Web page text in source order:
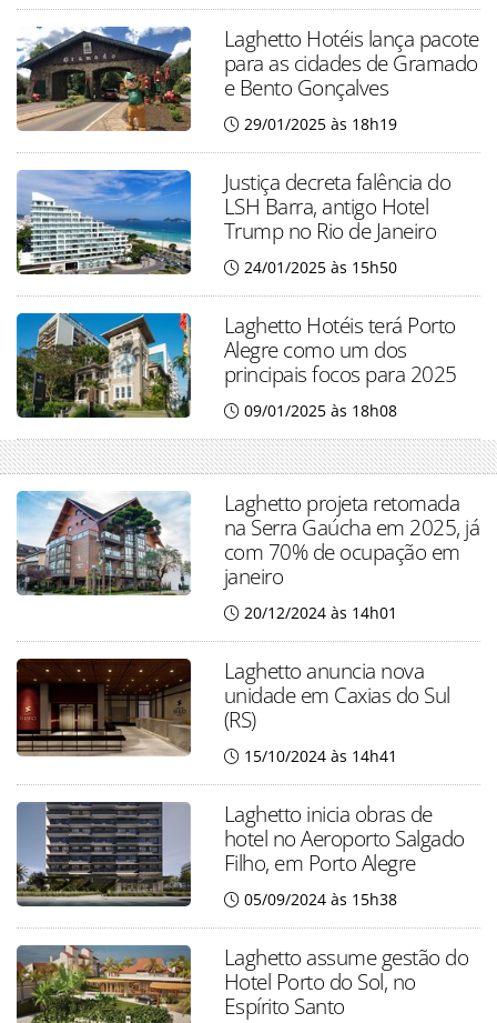
Laghetto Hotéis lança pacote
para as cidades de Gramado
e Bento Gonçalves
29/01/2025 às 18h19
Justiça decreta falência do
LSH Barra, antigo Hotel
Trump no Rio de Janeiro
24/01/2025 às 15h50
Laghetto Hotéis terá Porto
Alegre como um dos
principais focos para 2025
09/01/2025 às 18h08
Laghetto projeta retomada
na Serra Gaúcha em 2025, já
com 70% de ocupação em
janeiro
20/12/2024 às 14h01
Laghetto anuncia nova
unidade em Caxias do Sul
(RS)
15/10/2024 às 14h41
Laghetto inicia obras de
hotel no Aeroporto Salgado
Filho, em Porto Alegre
05/09/2024 às 15h38
Laghetto assume gestão do
Hotel Porto do Sol, no
Espírito Santo